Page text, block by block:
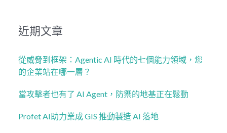
近期文章
從威脅到框架：Agentic AI 時代的七個能力領域，您
的企業站在哪一層？
當攻擊者也有了 AI Agent，防禦的地基正在鬆動
Profet AI助力業成 GIS 推動製造 AI 落地